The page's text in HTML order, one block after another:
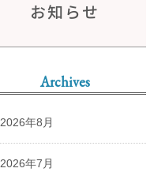
お知らせ
Archives
2026年8月
2026年7月